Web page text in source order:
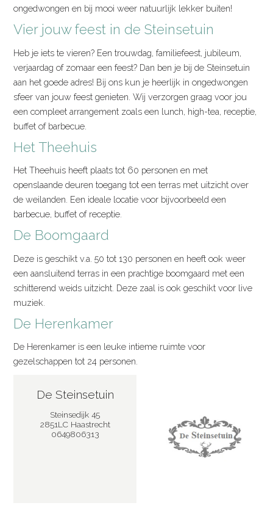
ongedwongen en bij mooi weer natuurlijk lekker buiten!
Vier jouw feest in de Steinsetuin
Heb je iets te vieren? Een trouwdag, familiefeest, jubileum,
verjaardag of zomaar een feest? Dan ben je bij de Steinsetuin
aan het goede adres! Bij ons kun je heerlijk in ongedwongen
sfeer van jouw feest genieten. Wij verzorgen graag voor jou
een compleet arrangement zoals een lunch, high-tea, receptie,
buffet of barbecue.
Het Theehuis
Het Theehuis heeft plaats tot 60 personen en met
openslaande deuren toegang tot een terras met uitzicht over
de weilanden. Een ideale locatie voor bijvoorbeeld een
barbecue, buffet of receptie.
De Boomgaard
Deze is geschikt v.a. 50 tot 130 personen en heeft ook weer
een aansluitend terras in een prachtige boomgaard met een
schitterend weids uitzicht. Deze zaal is ook geschikt voor live
muziek.
De Herenkamer
De Herenkamer is een leuke intieme ruimte voor
gezelschappen tot 24 personen.
De Steinsetuin
Steinsedijk 45
2851LC Haastrecht
0649806313